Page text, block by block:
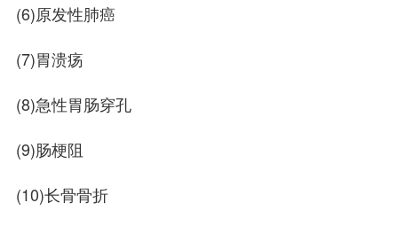
(6)原发性肺癌
(7)胃溃疡
(8)急性胃肠穿孔
(9)肠梗阻
(10)长骨骨折